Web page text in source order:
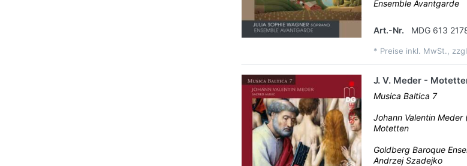
Ensemble Avantgarde
Art.-Nr. MDG 613
* Preise inkl. MwSt.,
J. V. Meder -
Musica Baltica 7
Johann Valentin Meder
Motetten
Goldberg Baroque
Andrzej Szadejko